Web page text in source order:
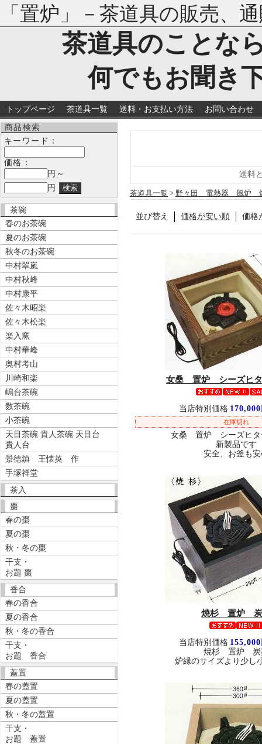
「置炉」－茶道具の販売、
茶道具のことな
何でもお聞き
トップページ 茶道具一覧 送料・お支払い方法 お問い合わせ
商品検索
キーワード：
価格：
円～
円
茶碗
春のお茶碗
夏のお茶碗
秋冬のお茶碗
中村翠嵐
中村秋峰
中村康平
佐々木昭楽
佐々木松楽
楽入窯
中村華峰
奥村考山
川崎和楽
嶋台茶碗
数茶碗
小茶碗
天目茶碗 貴人茶碗 天目台
貴人台
景徳鎮 王懐英 作
手塚祥堂
茶入
棗
春の棗
夏の棗
秋・冬の棗
干支・
お題 棗
香合
春の香合
夏の香合
秋・冬の香合
干支・
お題 香合
蓋置
春の蓋置
夏の蓋置
秋・冬の蓋置
干支・
お題 蓋置
送料
茶道具一覧 > 野々田 電熱器 風炉
並び替え 価格が安い順 価格
女桑 置炉 シーズヒ
当店特別価格
在庫切れ
女桑 置炉 シーズヒ
新製品です
安全、お釜も
焼杉 置炉
当店特別価格
焼杉 置炉 炭
炉縁のサイズより少し